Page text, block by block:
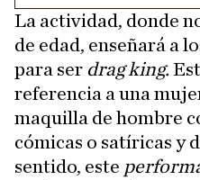
La actividad, donde
de edad, enseñará a
para ser drag king.
referencia a una
maquilla de hombre
cómicas o satíricas y
sentido, este